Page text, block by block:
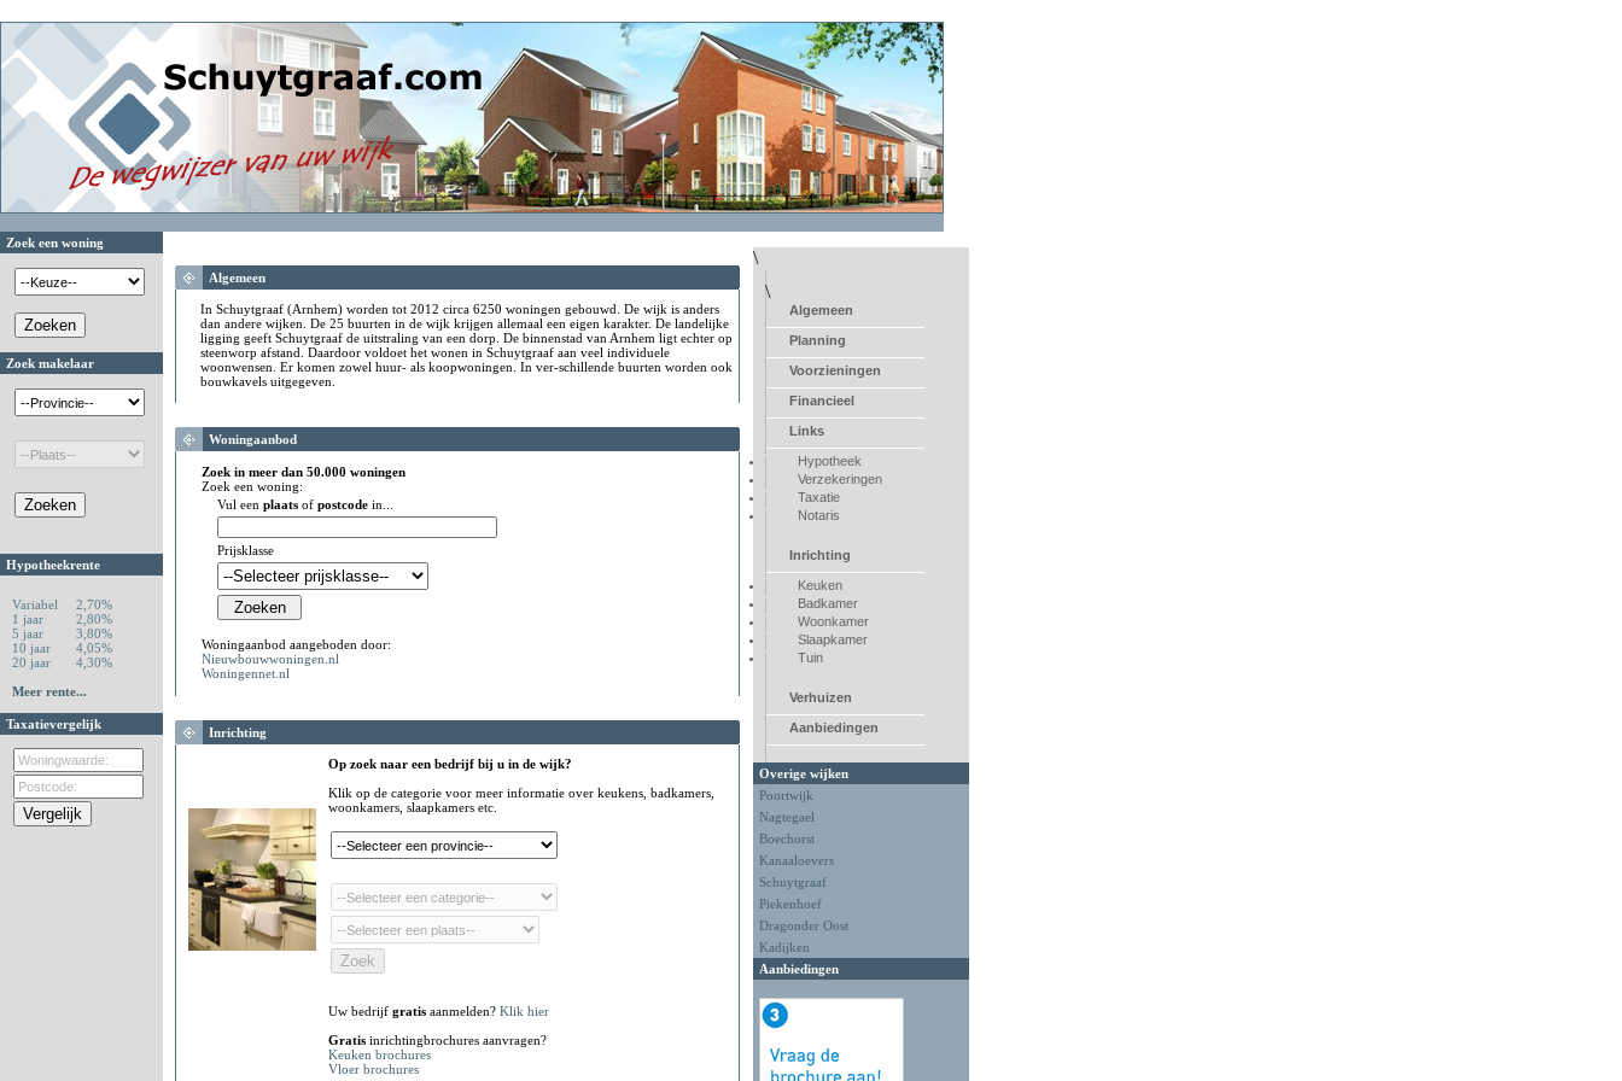
Zoek een woning
Zoek makelaar
Hypotheekrente
Variabel
2,70%
1 jaar
2,80%
5 jaar
3,80%
10 jaar
4,05%
20 jaar
4,30%
Meer rente...
Taxatievergelijk
Algemeen
In Schuytgraaf (Arnhem) worden tot 2012 circa 6250 woningen gebouwd. De wijk is anders
dan andere wijken. De 25 buurten in de wijk krijgen allemaal een eigen karakter. De landelijke
ligging geeft Schuytgraaf de uitstraling van een dorp. De binnenstad van Arnhem ligt echter op
steenworp afstand. Daardoor voldoet het wonen in Schuytgraaf aan veel individuele
woonwensen. Er komen zowel huur- als koopwoningen. In ver-schillende buurten worden ook
bouwkavels uitgegeven.
Woningaanbod
Zoek in meer dan 50.000 woningen
Zoek een woning:
Vul een plaats of postcode in...
Prijsklasse
Woningaanbod aangeboden door:
Nieuwbouwwoningen.nl
Woningennet.nl
Inrichting
Op zoek naar een bedrijf bij u in de wijk?
Klik op de categorie voor meer informatie over keukens, badkamers,
woonkamers, slaapkamers etc.
Uw bedrijf gratis aanmelden? Klik hier
Gratis inrichtingbrochures aanvragen?
Keuken brochures
Vloer brochures
\
\
Algemeen
Planning
Voorzieningen
Financieel
Links
Hypotheek
Verzekeringen
Taxatie
Notaris
Inrichting
Keuken
Badkamer
Woonkamer
Slaapkamer
Tuin
Verhuizen
Aanbiedingen
Overige wijken
Poortwijk
Nagtegael
Boechorst
Kanaaloevers
Schuytgraaf
Piekenhoef
Dragonder Oost
Kadijken
Aanbiedingen